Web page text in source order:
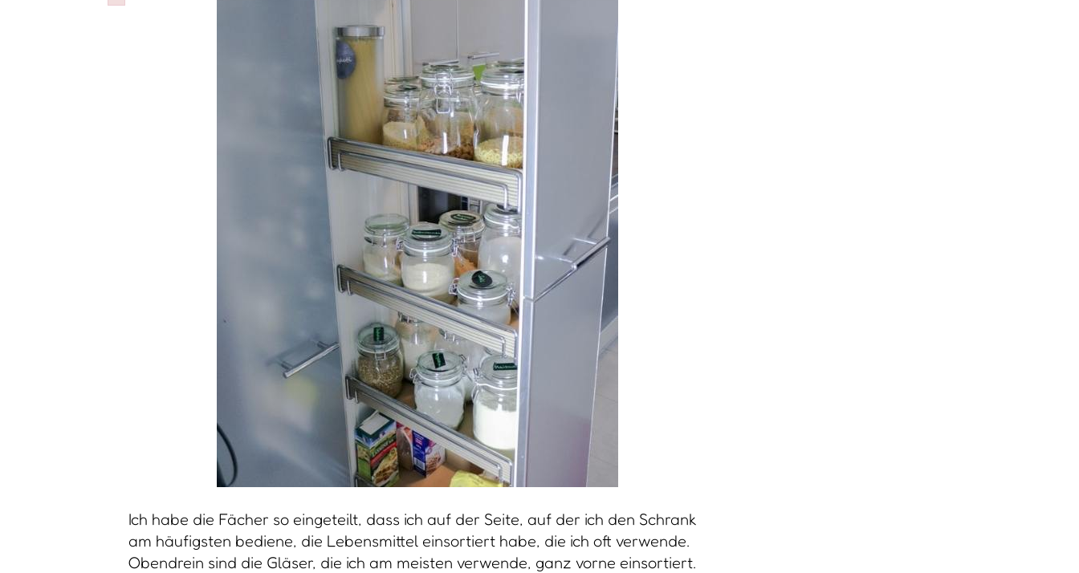
Ich habe die Fächer so eingeteilt, dass ich auf der Seite, auf der ich den Schrank
am häufigsten bediene, die Lebensmittel einsortiert habe, die ich oft verwende.
Obendrein sind die Gläser, die ich am meisten verwende, ganz vorne einsortiert.
Failed to initialize plugin: wplink